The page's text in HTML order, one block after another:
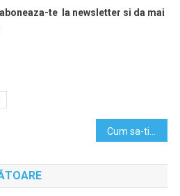
te la newsletter si da mai